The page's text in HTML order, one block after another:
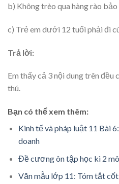
b) Không trèo qua hàng rào bảo
c) Trẻ em dưới 12 tuổi phải đi
Trả lời:
Em thấy cả 3 nội dung trên đều
thú.
Bạn có thể xem thêm:
Kinh tế và pháp luật 11 Bài
doanh
Đề cương ôn tập học kì 2
Văn mẫu lớp 11: Tóm tắt